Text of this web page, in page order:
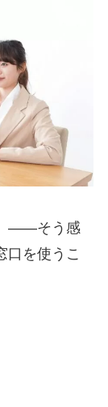
」——そう感
口を使うこ